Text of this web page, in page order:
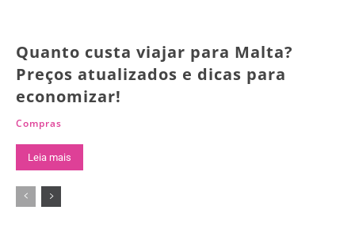
Quanto custa viajar para Malta?
Preços atualizados e dicas para
economizar!
Compras
Leia mais